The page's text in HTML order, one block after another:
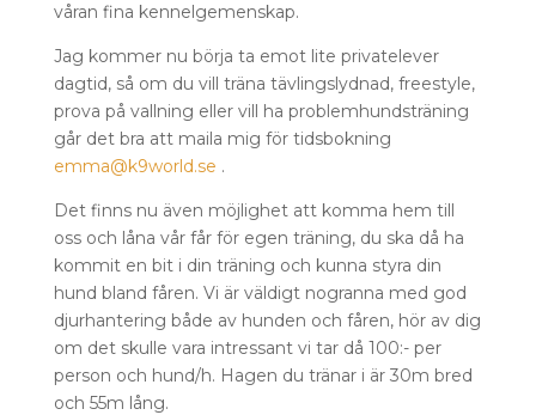
våran fina kennelgemenskap.
Jag kommer nu börja ta emot lite privatelever
dagtid, så om du vill träna tävlingslydnad, freestyle,
prova på vallning eller vill ha problemhundsträning
går det bra att maila mig för tidsbokning
emma@k9world.se .
Det finns nu även möjlighet att komma hem till
oss och låna vår får för egen träning, du ska då ha
kommit en bit i din träning och kunna styra din
hund bland fåren. Vi är väldigt nogranna med god
djurhantering både av hunden och fåren, hör av dig
om det skulle vara intressant vi tar då 100:- per
person och hund/h. Hagen du tränar i är 30m bred
och 55m lång.